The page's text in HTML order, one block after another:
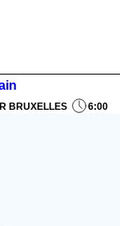
BRUXELLES 6:00